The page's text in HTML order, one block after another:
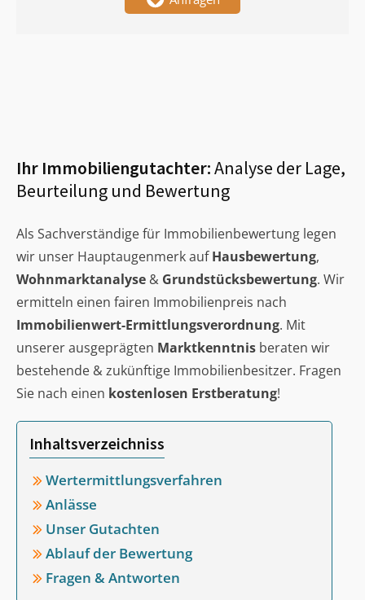
Ihr Immobiliengutachter:Analyse der Lage,
Beurteilung und Bewertung
Als Sachverständige für Immobilienbewertung legen
wir unser Hauptaugenmerk aufHausbewertung,
Wohnmarktanalyse & Grundstücksbewertung. Wir
ermitteln einen fairen Immobilienpreis nach
Immobilienwert-Ermittlungsverordnung. Mit
unserer ausgeprägten Marktkenntnis beraten wir
bestehende & zukünftige Immobilienbesitzer. Fragen
Sie nach einen kostenlosen Erstberatung!
Inhaltsverzeichniss
Wertermittlungsverfahren
Anlässe
Unser Gutachten
Ablauf der Bewertung
Fragen & Antworten